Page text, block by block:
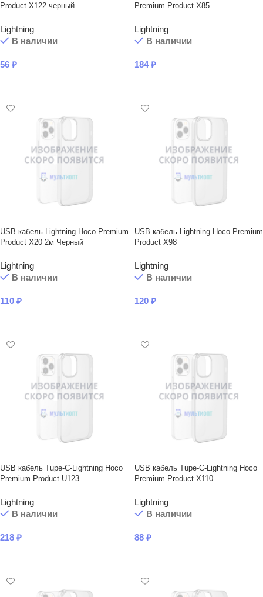
Product X122 черный
Lightning
В наличии
56 ₽
Premium Product X85
Lightning
В наличии
184₽
USB кабель Lightning Hoco Premium
Product X20 2м Черный
Lightning
В наличии
110 ₽
USB кабель Lightning Hoco Premium
Product X98
Lightning
В наличии
120 ₽
USB кабель Tupe-C-Lightning Hoco
Premium Product U123
Lightning
В наличии
218 ₽
USB кабель Tupe-C-Lightning Hoco
Premium Product X110
Lightning
В наличии
88 ₽